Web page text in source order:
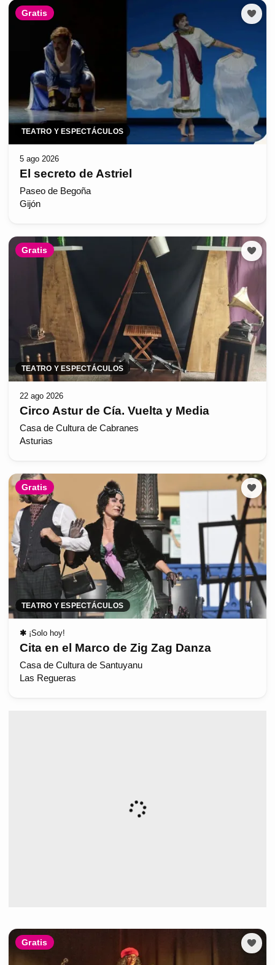
Gratis
TEATRO Y ESPECTÁCULOS
5 ago 2026
El secreto de Astriel
Paseo de Begoña
Gijón
Gratis
TEATRO Y ESPECTÁCULOS
22 ago 2026
Circo Astur de Cía. Vuelta y Media
Casa de Cultura de Cabranes
Asturias
Gratis
TEATRO Y ESPECTÁCULOS
✱ ¡Solo hoy!
Cita en el Marco de Zig Zag Danza
Casa de Cultura de Santuyanu
Las Regueras
Gratis